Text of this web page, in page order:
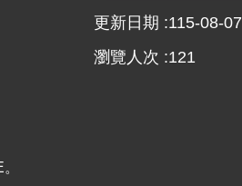
更新日期 115-08-07
瀏覽人次
121